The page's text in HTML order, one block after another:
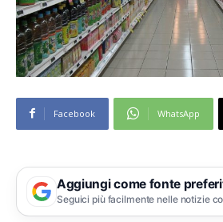
Facebook WhatsApp
Aggiungi come fonte
Seguici più facilmente nelle notizie